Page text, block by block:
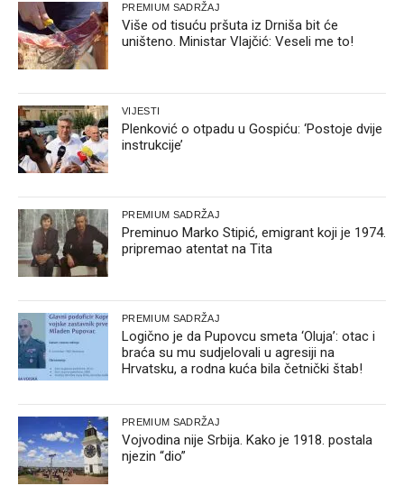
PREMIUM SADRŽAJ
Više od tisuću pršuta iz Drniša bit će
uništeno. Ministar Vlajčić: Veseli me to!
VIJESTI
Plenković o otpadu u Gospiću: ‘Postoje dvije
instrukcije’
PREMIUM SADRŽAJ
Preminuo Marko Stipić, emigrant koji je 1974.
pripremao atentat na Tita
PREMIUM SADRŽAJ
Logično je da Pupovcu smeta ‘Oluja’: otac i
braća su mu sudjelovali u agresiji na
Hrvatsku, a rodna kuća bila četnički štab!
PREMIUM SADRŽAJ
Vojvodina nije Srbija. Kako je 1918. postala
njezin “dio”